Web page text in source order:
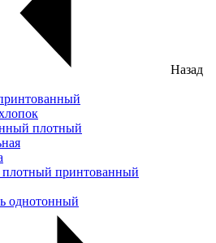
Назад
плотный
принтованный
однотонный